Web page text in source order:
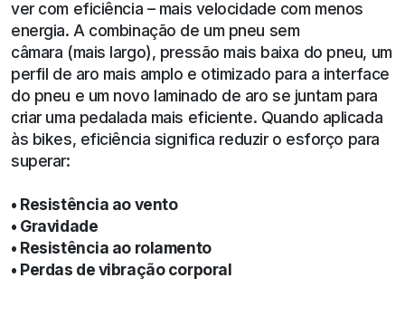
ver com eficiência – mais velocidade com menos
energia. A combinação de um pneu sem
câmara (mais largo), pressão mais baixa do pneu, um
perfil de aro mais amplo e otimizado para a interface
do pneu e um novo laminado de aro se juntam para
criar uma pedalada mais eficiente. Quando aplicada
às bikes, eficiência significa reduzir o esforço para
superar:
• Resistência ao vento
• Gravidade
• Resistência ao rolamento
• Perdas de vibração corporal